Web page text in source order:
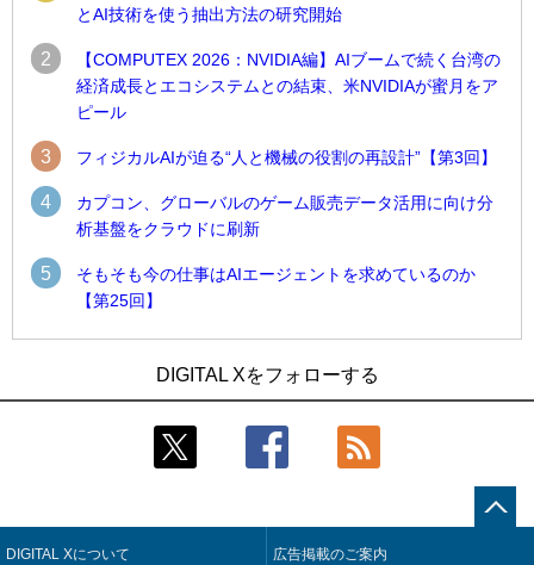
とAI技術を使う抽出方法の研究開始
2
【COMPUTEX 2026：NVIDIA編】AIブームで続く台湾の
経済成長とエコシステムとの結束、米NVIDIAが蜜月をア
ピール
3 フィジカルAIが迫る“人と機械の役割の再設計”【第3回】
4
カプコン、グローバルのゲーム販売データ活用に向け分
析基盤をクラウドに刷新
5
そもそも今の仕事はAIエージェントを求めているのか
【第25回】
技術を使う抽出方法の研究開始
Umios、消費者起点の販売計画策定に向けたAIシステムを本格
合基盤を本格稼働
鹿島建設、鋼管柱へのコンクリート充填時の異常を検出する
AIを遠隔監視システムに実装
DIGITAL Xをフォローする
DIGITAL Xについて 広告掲載のご案内